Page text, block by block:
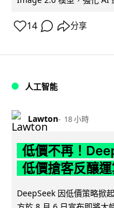
14 分享
人工智能
Lawton 18 小時
低價不再！
低價搶客反釀
DeepSeek 因低價策略掀